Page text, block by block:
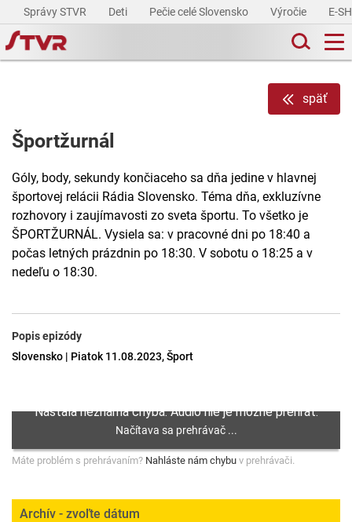
Správy STVR Deti Pečie celé Slovensko Výročie E-
späť
Športžurnál
Góly, body, sekundy končiaceho sa dňa jedine v hlavnej
športovej relácii Rádia Slovensko. Téma dňa, exkluzívne
rozhovory i zaujímavosti zo sveta športu. To všetko je
ŠPORTŽURNÁL. Vysiela sa: v pracovné dni po 18:40 a
počas letných prázdnin po 18:30. V sobotu o 18:25 a v
nedeľu o 18:30.
Popis epizódy
Slovensko | Piatok 11.08.2023, Šport
Máte problém s prehrávaním? Nahláste nám chybu v prehrávači.
Archív - zvoľte dátum